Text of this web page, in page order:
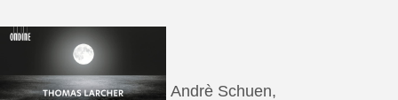
Andrè Schuen,